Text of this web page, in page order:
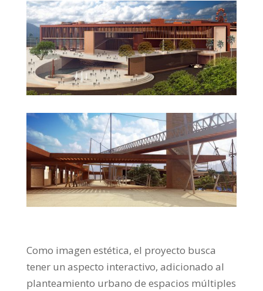
Como imagen estética, el proyecto busca
tener un aspecto interactivo, adicionado al
planteamiento urbano de espacios múltiples